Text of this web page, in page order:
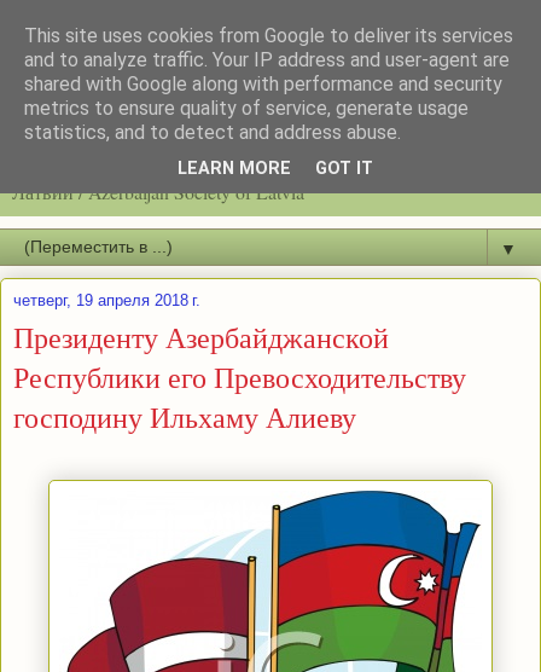
Latvijas azerbaidžāņu biedrību / Общество азербайджанцев
Латвии / Azerbaijan Society of Latvia
▼
четверг, 19 апреля 2018 г.
Президенту Азербайджанской
Республики его Превосходительству
господину Ильхаму Алиеву
This site uses cookies from Google to deliver its services
and to analyze traffic. Your IP address and user-agent are
shared with Google along with performance and security
metrics to ensure quality of service, generate usage
statistics, and to detect and address abuse.
LEARN MORE GOT IT